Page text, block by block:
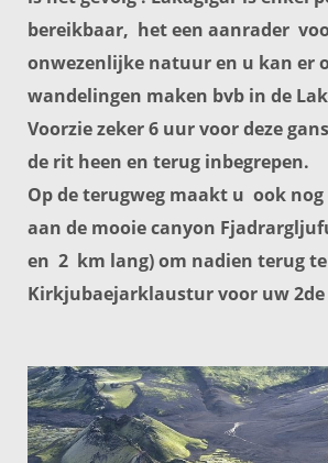
bereikbaar, het een aanrader
onwezenlijke natuur en u kan er
wandelingen maken bvb in de
Voorzie zeker 6 uur voor deze
de rit heen en terug inbegrepen.
Op de terugweg maakt u ook
aan de mooie canyon
en 2 km lang) om nadien terug
Kirkjubaejarklaustur voor uw